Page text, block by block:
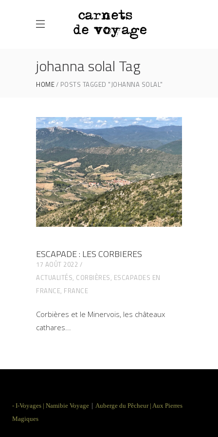
johanna solal Tag
HOME POSTS TAGGED "JOHANNA SOLAL"
ESCAPADE : LES CORBIERES
17 AOÛT 2022
ACTUALITÉS, CORBIÈRES, ESCAPADES EN
FRANCE, FRANCE
Corbières et le Minervois, les châteaux
cathares
- I-Voyages | Namibie Voyage | Auberge du Pêcheur | Aux Pierres
Magiques